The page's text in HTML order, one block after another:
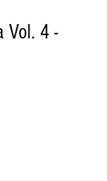
Vol. 4 -